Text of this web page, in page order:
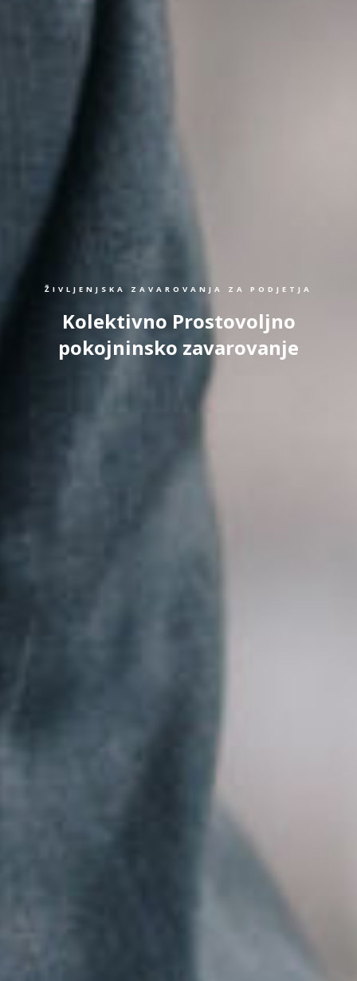
ŽIVLJENJSKA ZAVAROVANJA ZA PODJETJA
Kolektivno Prostovoljno
pokojninsko zavarovanje